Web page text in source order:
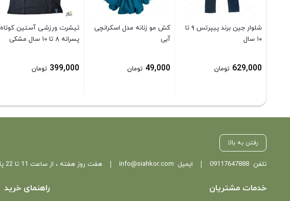
شلوار جین برند پیپرتس ۹ تا
۱۰ سال
629,000 تومان
کش مو زنانه مدل اسکرانچی
آبی
49,000 تومان
تیشرت ورزشی آستین کوتاه
پسرانه ۸ تا ۱۰ سال مشکی
399,000 تومان
رفتن به بالا
تلفن09117647888 ایمیل Info@siahkor.com هفت روز هفته ، از ساعت 11 تا 22 پاسخگوی شما هستیم.
خدمات مشتریان راهنمای خرید